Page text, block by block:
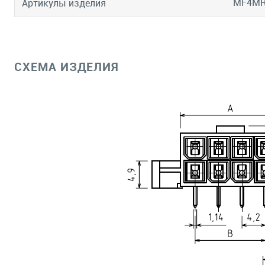
Артикулы изделия
СХЕМА ИЗДЕЛИЯ